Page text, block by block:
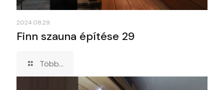
2024.08.29.
Finn szauna építése 29
Több...